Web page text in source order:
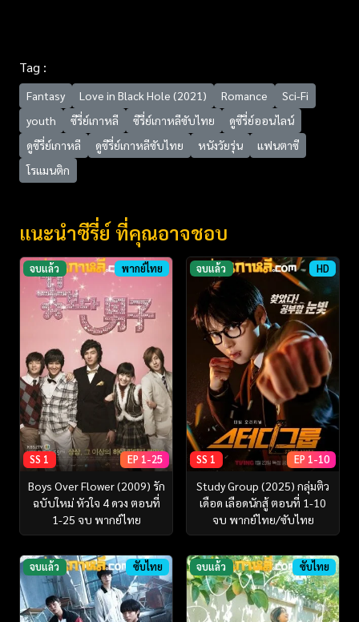
Tag :
Fantasy Love in Black Hole (2021) Romance
Sci-Fi
youth
ซีรี่ย์เกาหลี ซีรี่ย์เกาหลีซับไทย
ดูซีรี่ย์ออนไลน์
ดูซีรี่ย์เกาหลี
ดูซีรี่ย์เกาหลีซับไทย หนังวัยรุ่น
แฟนตาซี
โรแมนติก
แนะนำซีรี่ย์ ที่คุณอาจชอบ
จบแล้ว พากย์ไทย
SS 1 EP 1-25
Boys Over Flower (2009) รัก
ฉบับใหม่ หัวใจ 4 ดวง ตอนที่
1-25 จบ พากย์ไทย
จบแล้ว HD
SS 1 EP 1-10
Study Group (2025) กลุ่มติว
เดือด เลือดนักสู้ ตอนที่ 1-10
จบ พากย์ไทย/ซับไทย
จบแล้ว ซับไทย จบแล้ว ซับไทย